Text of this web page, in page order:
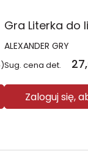
ALEXANDER GRY
Sug. cena det.
Zaloguj się,